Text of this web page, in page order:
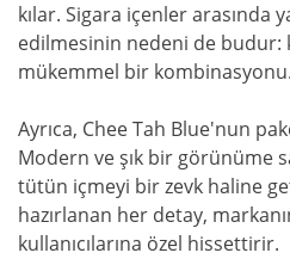
kılar. Sigara içenler arasında
edilmesinin nedeni de budur:
mükemmel bir kombinasyonu.
Ayrıca, Chee Tah Blue'nun
Modern ve şık bir görünüme
tütün içmeyi bir zevk haline
hazırlanan her detay,
kullanıcılarına özel hissettirir.